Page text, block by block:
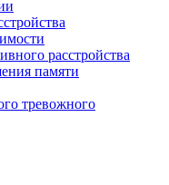
расстройства
памяти
тревожного